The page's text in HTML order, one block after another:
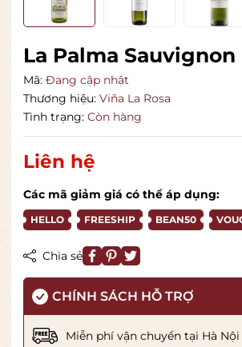
La Palma
Mã: Đang cập nhật
Thương hiệu: Viña La Rosa
Tình trạng: Còn hàng
Liên hệ
Các mã giảm giá có thể áp dụng:
HELLO FREESHIP BEAN50
Chia sẻ
CHÍNH SÁCH HỖ TRỢ
Miễn phí vận chuyển tại Hà Nội